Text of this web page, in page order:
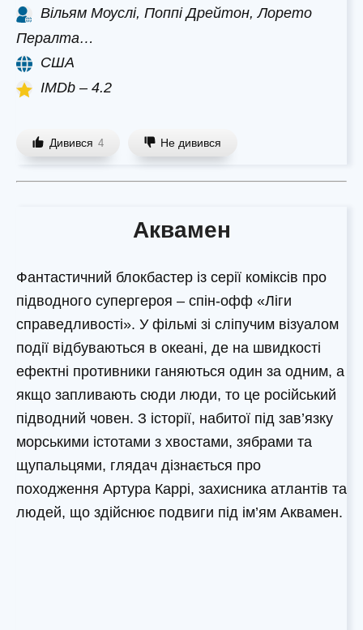
Вільям Моуслі, Поппі Дрейтон, Лорето
Пералта…
США
IMDb – 4.2
Дивився 4 Не дивився
Аквамен
Фантастичний блокбастер із серії коміксів про
підводного супергероя – спін-офф «Ліги
справедливості». У фільмі зі сліпучим візуалом
події відбуваються в океані, де на швидкості
ефектні противники ганяються один за одним, а
якщо запливають сюди люди, то це російський
підводний човен. З історії, набитої під зав’язку
морськими істотами з хвостами, зябрами та
щупальцями, глядач дізнається про
походження Артура Каррі, захисника атлантів та
людей, що здійснює подвиги під ім’ям Аквамен.